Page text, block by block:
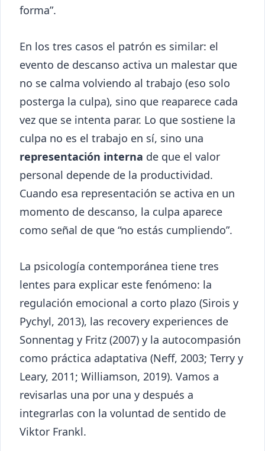
forma”.
En los tres casos el patrón es similar: el
evento de descanso activa un malestar que
no se calma volviendo al trabajo (eso solo
posterga la culpa), sino que reaparece cada
vez que se intenta parar. Lo que sostiene la
culpa no es el trabajo en sí, sino una
representación interna de que el valor
personal depende de la productividad.
Cuando esa representación se activa en un
momento de descanso, la culpa aparece
como señal de que “no estás cumpliendo”.
La psicología contemporánea tiene tres
lentes para explicar este fenómeno: la
regulación emocional a corto plazo (Sirois y
Pychyl, 2013), las recovery experiences de
Sonnentag y Fritz (2007) y la autocompasión
como práctica adaptativa (Neff, 2003; Terry y
Leary, 2011; Williamson, 2019). Vamos a
revisarlas una por una y después a
integrarlas con la voluntad de sentido de
Viktor Frankl.